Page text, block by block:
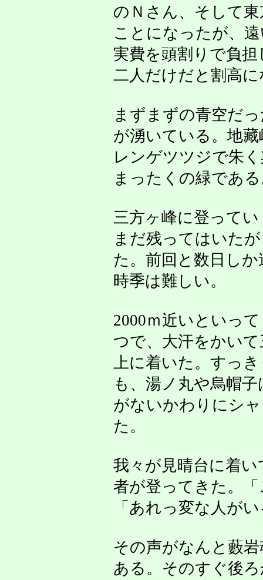
のＮさん、そして
ことになったが、
実費を頭割りで負
二人だけだと割高
まずまずの青空だ
が湧いている。地
レンゲツツジで朱
まったくの緑であ
三方ヶ峰に登って
まだ残ってはいた
た。前回と数日し
時季は難しい。
2000ｍ近いといっ
つで、大汗をかい
上に着いた。すっ
も、湯ノ丸や烏帽
がないかわりにシ
た。
我々が見晴台に着
者が登ってきた。
「あれっ変な人が
その声がなんと藪
ある。そのすぐ後